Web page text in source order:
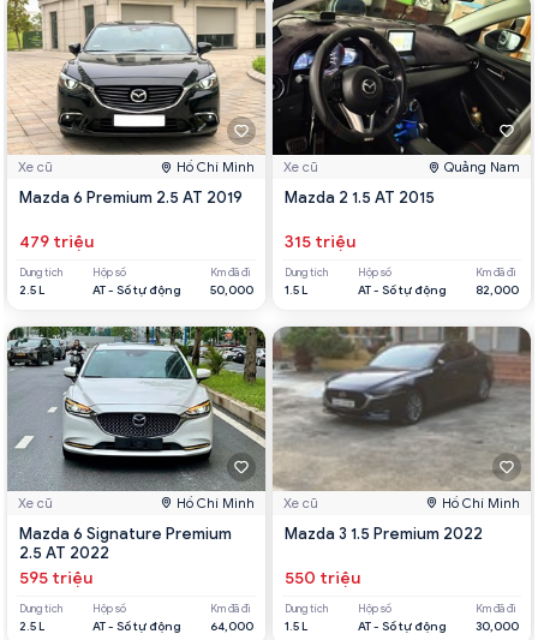
Xe cũ Hồ Chí Minh
Mazda 6 Premium 2.5 AT 2019
479 triệu
Dung tích
2.5 L
Hộp số
AT - Số tự động
Km đã đi
50,000
Xe cũ Hồ Chí Minh
Mazda 6 Signature Premium
2.5 AT 2022
595 triệu
Dung tích
2.5 L
Hộp số
AT - Số tự động
Km đã đi
64,000
Xe cũ Quảng Nam
Mazda 2 1.5 AT 2015
315 triệu
Dung tích
1.5 L
Hộp số
AT - Số tự động
Km đã đi
82,000
Xe cũ Hồ Chí Minh
Mazda 3 1.5 Premium 2022
550 triệu
Dung tích
1.5 L
Hộp số
AT - Số tự động
Km đã đi
30,000